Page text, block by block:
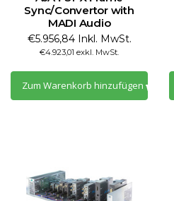
Sync/Convertor with
MADI Audio
€5.956,84 Inkl. MwSt.
€4.923,01 exkl. MwSt.
Zum Warenkorb hinzufügen